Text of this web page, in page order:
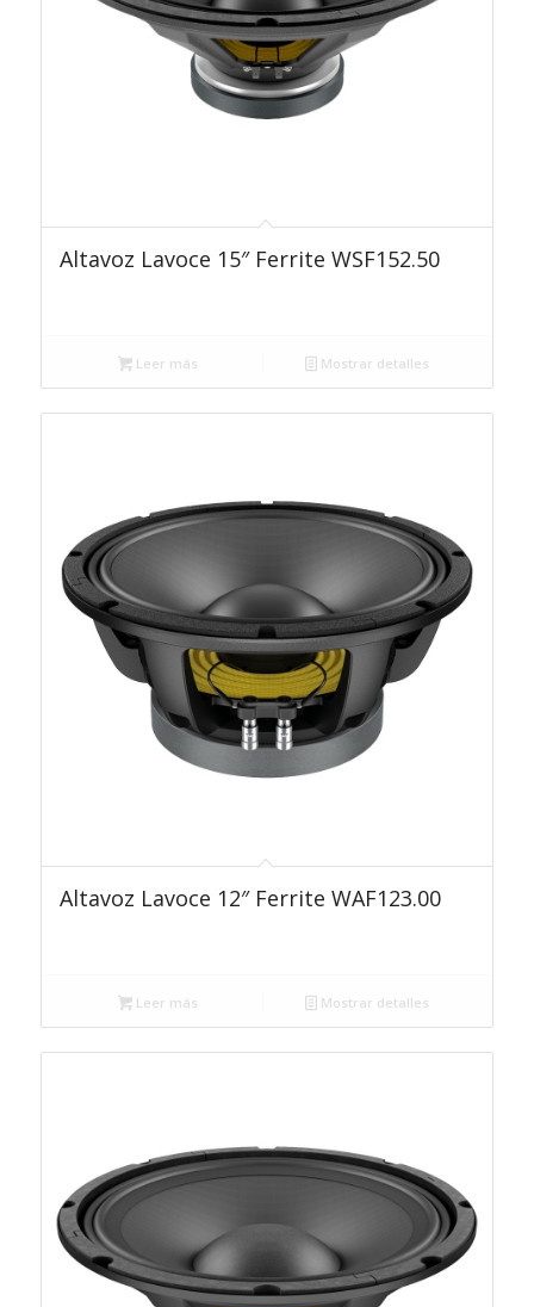
Altavoz Lavoce 15″ Ferrite WSF152.50
Leer más Mostrar detalles
Altavoz Lavoce 12″ Ferrite WAF123.00
Leer más Mostrar detalles